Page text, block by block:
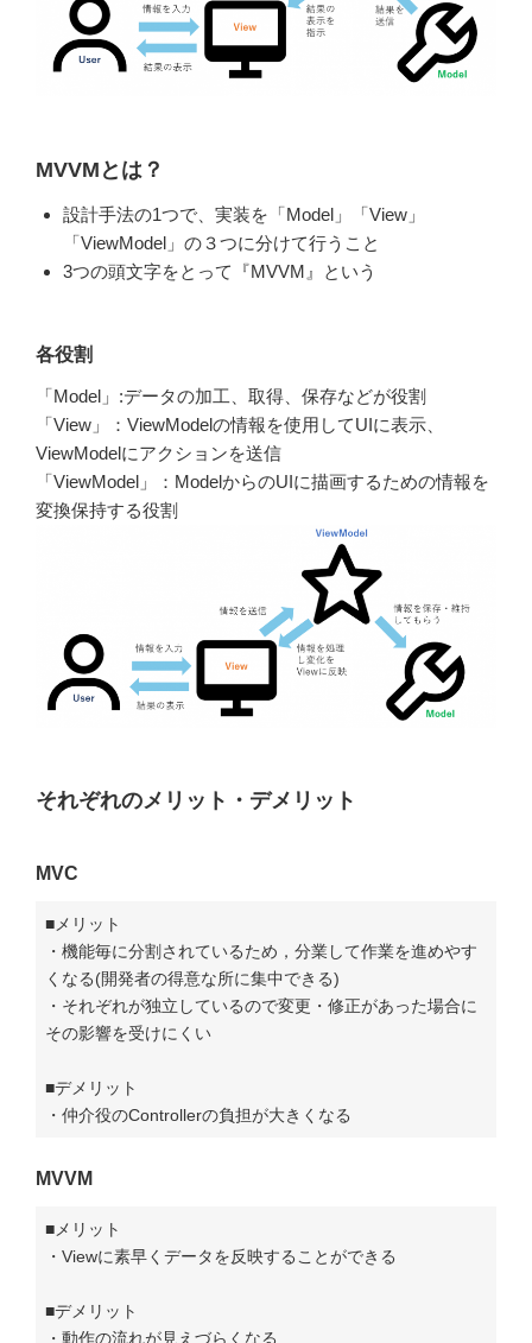
MVVMとは？
設計手法の1つで、実装を「Model」「View」
「ViewModel」の３つに分けて行うこと
3つの頭文字をとって『MVVM』という
各役割
「Model」:データの加工、取得、保存などが役割
「View」：ViewModelの情報を使用してUIに表示、
ViewModelにアクションを送信
「ViewModel」：ModelからのUIに描画するための情報を
変換保持する役割
それぞれのメリット・デメリット
MVC
■メリット
・機能毎に分割されているため，分業して作業を進めやす
くなる(開発者の得意な所に集中できる)
・それぞれが独立しているので変更・修正があった場合に
その影響を受けにくい
■デメリット
・仲介役のControllerの負担が大きくなる
MVVM
■メリット
・Viewに素早くデータを反映することができる
■デメリット
・動作の流れが見えづらくなる